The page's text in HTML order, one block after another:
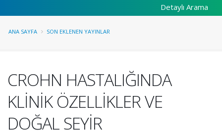
Detaylı Arama
ANA SAYFA SON EKLENEN YAYINLAR
CROHN HASTALIĞINDA
KLİNİK ÖZELLİKLER VE
DOĞAL SEYİR